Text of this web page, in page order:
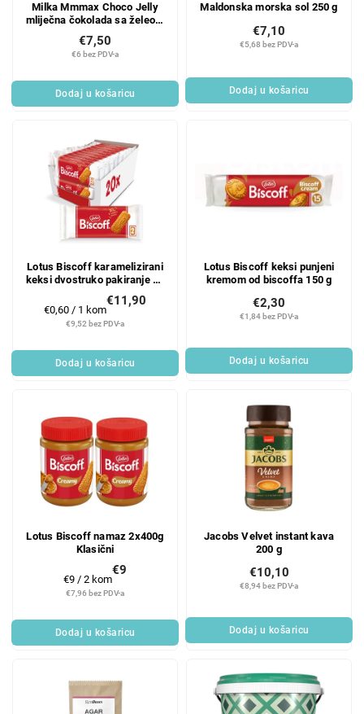
Milka Mmmax Choco Jelly
mliječna čokolada sa želeom
250 g
€6 bez PDV-a
€7,50
Dodaj u košaricu
Maldonska morska sol 250 g
€5,68 bez PDV-a
€7,10
Dodaj u košaricu
Lotus Biscoff karamelizirani
keksi dvostruko pakiranje 20
x 25 g
€9,52 bez PDV-a
€11,90
Mjerenje
cijene:
€0,60 / 1 kom
Dodaj u košaricu
Lotus Biscoff keksi punjeni
kremom od biscoffa 150 g
€1,84 bez PDV-a
€2,30
Dodaj u košaricu
Lotus Biscoff namaz 2x400g
Klasični
€7,96 bez PDV-a
€9
Mjerenje
cijene:
€9 / 2 kom
Dodaj u košaricu
Jacobs Velvet instant kava
200 g
€8,94 bez PDV-a
€10,10
Dodaj u košaricu